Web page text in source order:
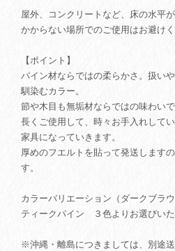
屋外、コンクリートなど、床の水平
かからない場所でのご使用はお避けく
【ポイント】
パイン材ならではの柔らかさ。扱い
馴染むカラー。
節や木目も無垢材ならではの味わいで
長くご使用して、時々お手入れして
家具になっていきます。
厚めのフエルトを貼って発送します
す。
カラーバリエーション（ダークブラ
ティークパイン ３色よりお選びいた
※沖縄・離島につきましては、別途送